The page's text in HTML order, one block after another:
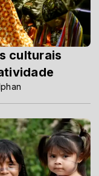
culturais